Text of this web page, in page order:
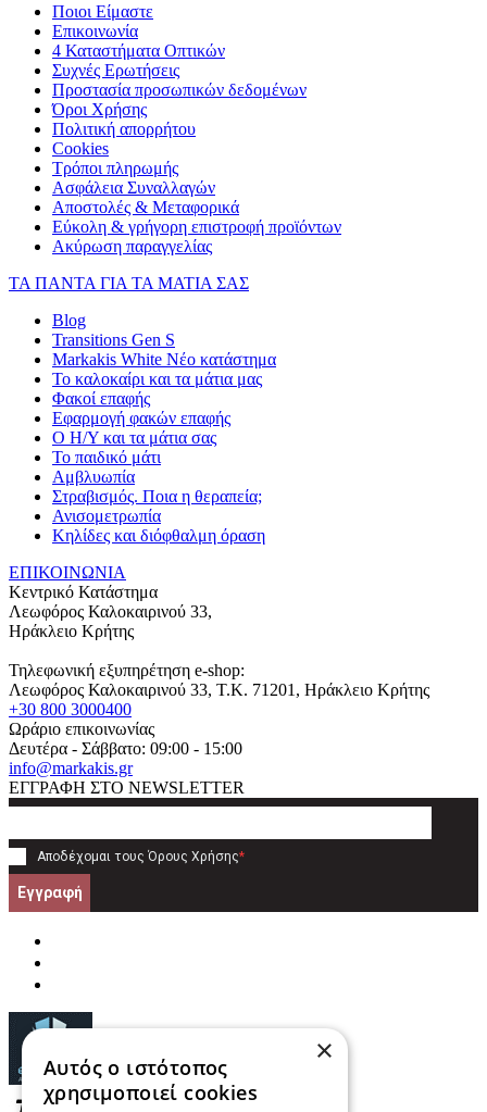
Ποιοι Είμαστε
Επικοινωνία
4 Καταστήματα Οπτικών
Συχνές Ερωτήσεις
Προστασία προσωπικών δεδομένων
Όροι Χρήσης
Πολιτική απορρήτου
Cookies
Τρόποι πληρωμής
Ασφάλεια Συναλλαγών
Αποστολές & Μεταφορικά
Εύκολη & γρήγορη επιστροφή προϊόντων
Ακύρωση παραγγελίας
ΤΑ ΠΑΝΤΑ ΓΙΑ ΤΑ ΜΑΤΙΑ ΣΑΣ
Blog
Transitions Gen S
Markakis White Νέο κατάστημα
Το καλοκαίρι και τα μάτια μας
Φακοί επαφής
Εφαρμογή φακών επαφής
Ο Η/Υ και τα μάτια σας
Το παιδικό μάτι
Αμβλυωπία
Στραβισμός. Ποια η θεραπεία;
Ανισομετρωπία
Κηλίδες και διόφθαλμη όραση
ΕΠΙΚΟΙΝΩΝΙΑ
Κεντρικό Κατάστημα
Λεωφόρος Καλοκαιρινού 33,
Ηράκλειο Κρήτης
Τηλεφωνική εξυπηρέτηση e-shop:
Λεωφόρος Καλοκαιρινού 33, T.K. 71201 , Ηράκλειο Κρήτης
+30 800 3000400
Ωράριο επικοινωνίας
Δευτέρα - Σάββατο: 09:00 - 15:00
info@markakis.gr
ΕΓΓΡΑΦΗ ΣΤΟ NEWSLETTER
Αποδέχομαι τους Όρους Χρήσης*
Εγγραφή
×
Αυτός ο ιστότοπος
χρησιμοποιεί cookies